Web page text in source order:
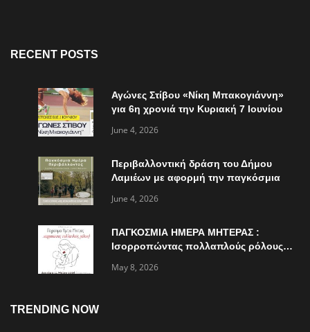
RECENT POSTS
Αγώνες Στίβου «Νίκη Μπακογιάννη»
για 6η χρονιά την Κυριακή 7 Ιουνίου
June 4, 2026
Περιβαλλοντική δράση του Δήμου
Λαμιέων με αφορμή την παγκόσμια
June 4, 2026
ΠΑΓΚΟΣΜΙΑ ΗΜΕΡΑ ΜΗΤΕΡΑΣ :
Ισορροπώντας πολλαπλούς ρόλους…
May 8, 2026
TRENDING NOW